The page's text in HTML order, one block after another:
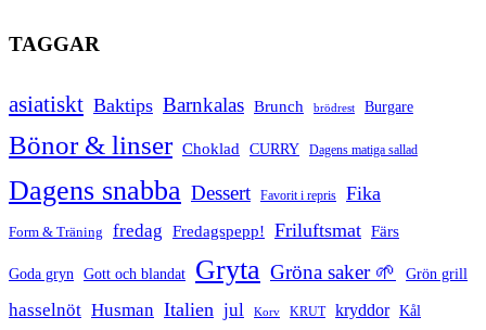
TAGGAR
asiatiskt Baktips Barnkalas Brunch brödrest Burgare
Bönor & linser Choklad CURRY Dagens matiga sallad
Dagens snabba Dessert Favorit i repris Fika
Form & Träning fredag Fredagspepp! Friluftsmat Färs
Goda gryn Gott och blandat Gryta Gröna saker 🌱 Grön grill
hasselnöt Husman Italien jul Korv KRUT kryddor Kål